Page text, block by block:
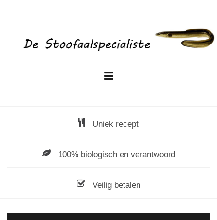
content
Uniek recept
100% biologisch en verantwoord
Veilig betalen